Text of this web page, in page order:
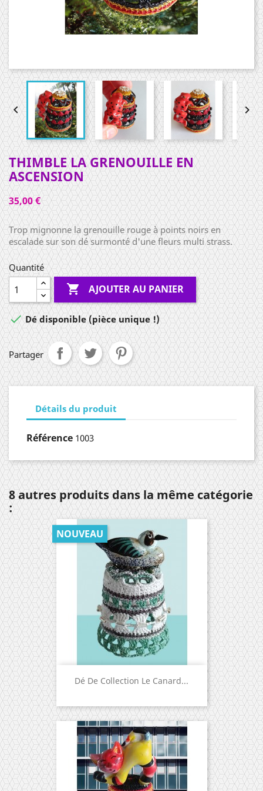
 
THIMBLE LA GRENOUILLE EN
ASCENSION
35,00 €
Trop mignonne la grenouille rouge à points noirs en
escalade sur son dé surmonté d'une fleurs multi strass.
Quantité
 AJOUTER AU PANIER
Dé disponible (pièce unique !)
Partager
Détails du produit
Référence 1003
8 autres produits dans la même catégorie
:
Dé De Collection Le Canard...
NOUVEAU